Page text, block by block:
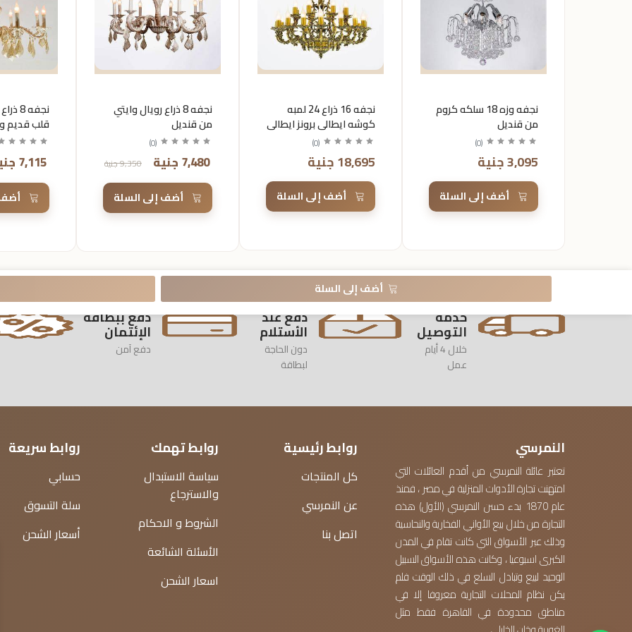
نجفه وزه 18 سلكه كروم
من قنديل
(
0
)
3,095 جنية
أضف إلى السلة
نجفه 16 ذراع 24 لمبه
كوشه ايطالي برونز ايطالي
من قنديل (
0
)
18,695 جنية
أضف إلى السلة
نجفه 8 ذراع رويال وايتي
من قنديل
(
0
)
7,480 جنية 9,350 جنية
أضف إلى السلة
نجفه
قلب قديم
قنديل
7,115 جنية
أضف إلى السلة
خدمة
التوصيل
خلال 4 أيام
عمل
دفع عند
الأستلام
دون الحاجة
لبطاقة
دفع ببطاقة
الإئتمان
دفع آمن
النمرسي
تعتبر عائلة النمرسي من أقدم العائلات التي
امتهنت تجارة الأدوات المنزلية في مصر ، فمنذ
عام 1870 بدء حسن النمرسي (الأول) هذه
التجارة من خلال بيع الأواني الفخارية والنحاسية
وذلك عبر الأسواق التي كانت تقام في المدن
الكبرى اسبوعيا ، وكانت هذه الأسواق السبيل
الوحيد لبيع وتبادل السلع في ذلك الوقت فلم
يكن نظام المحلات التجارية معروفا إلا في
مناطق محدودة في القاهرة فقط مثل
روابط رئيسية
كل المنتجات
عن النمرسي
اتصل بنا
روابط تهمك
سياسة الاستبدال
والاسترجاع
الشروط و الاحكام
الأسئلة الشائعة
اسعار الشحن
روابط سريعة
حسابي
سلة التسوق
أسعار الشحن